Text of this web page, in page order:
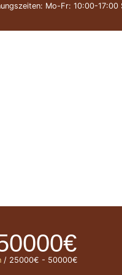
Mo-Fr: 10:00-17:00
/ 25000€ - 50000€